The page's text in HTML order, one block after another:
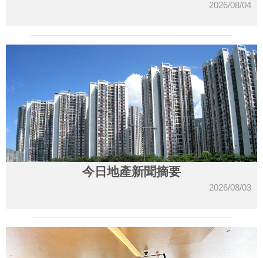
2026/08/04
今日地產新聞摘要
2026/08/03